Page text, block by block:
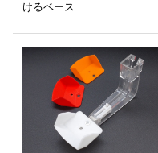
けるベース